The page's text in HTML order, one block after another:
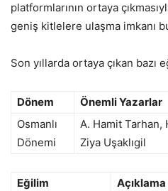
platformlarının ortaya
geniş kitlelere ulaşma imkanı
Son yıllarda ortaya çıkan bazı
Dönem Önemli Yazarlar
Osmanlı
Dönemi
A. Hamit Tarhan,
Ziya Uşaklıgil
Eğilim Açıklama